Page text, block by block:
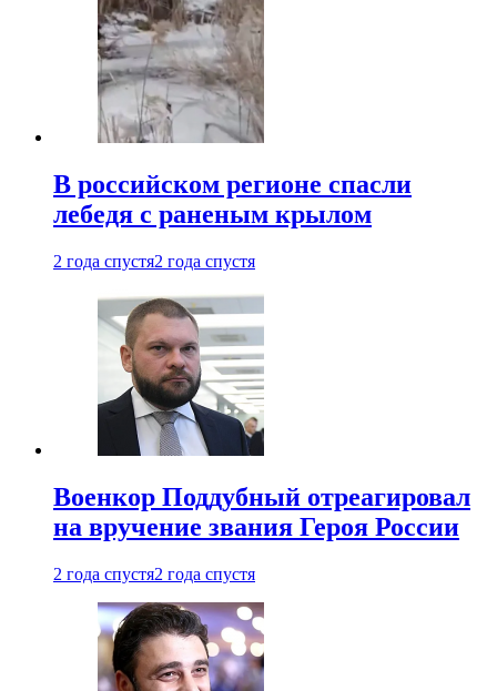
В российском регионе спасли
лебедя с раненым крылом
2 года спустя2 года спустя
Военкор Поддубный отреагировал
на вручение звания Героя России
2 года спустя2 года спустя